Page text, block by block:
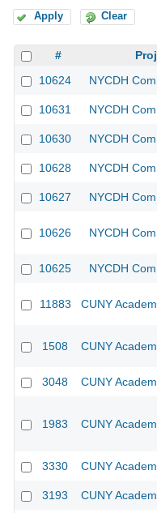
Apply Clear
#
10624
NYCDH
10631 NYCDH
10630 NYCDH
10628 NYCDH
10627 NYCDH
10626 NYCDH
10625 NYCDH
11883 CUNY
1508 CUNY
3048 CUNY
1983 CUNY
3330 CUNY
3193 CUNY